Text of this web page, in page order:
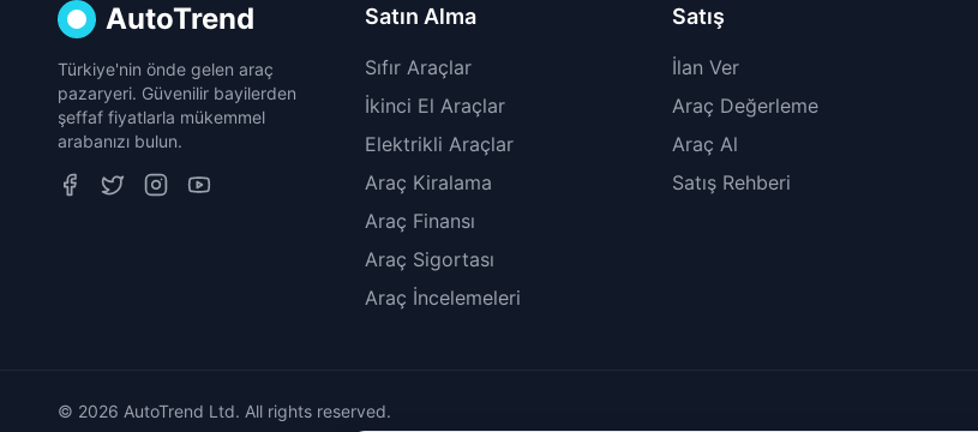
AutoTrend
Türkiye'nin önde gelen araç
pazaryeri. Güvenilir bayilerden
şeffaf fiyatlarla mükemmel
arabanızı bulun.
Satın Alma
Sıfır Araçlar
İkinci El Araçlar
Elektrikli Araçlar
Araç Kiralama
Araç Finansı
Araç Sigortası
Araç İncelemeleri
Satış
İlan Ver
Araç Değerleme
Araç Al
Satış Rehberi
© 2026 AutoTrend Ltd. All rights reserved.